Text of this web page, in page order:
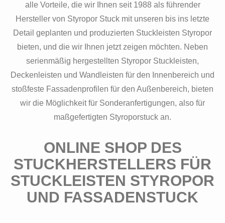
alle Vorteile, die wir Ihnen seit 1988 als führender
Hersteller von Styropor Stuck mit unseren bis ins letzte
Detail geplanten und produzierten Stuckleisten Styropor
bieten, und die wir Ihnen jetzt zeigen möchten. Neben
serienmäßig hergestellten Styropor Stuckleisten,
Deckenleisten und Wandleisten für den Innenbereich und
stoßfeste Fassadenprofilen für den Außenbereich, bieten
wir die Möglichkeit für Sonderanfertigungen, also für
maßgefertigten Styroporstuck an.
ONLINE SHOP DES
STUCKHERSTELLERS FÜR
STUCKLEISTEN STYROPOR
UND FASSADENSTUCK